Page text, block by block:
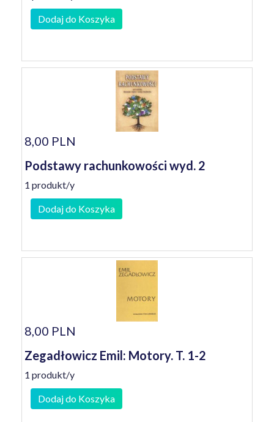
Dodaj do Koszyka
8,00 PLN
Podstawy rachunkowości wyd. 2
1 produkt/y
Dodaj do Koszyka
8,00 PLN
Zegadłowicz Emil: Motory. T. 1-2
1 produkt/y
Dodaj do Koszyka